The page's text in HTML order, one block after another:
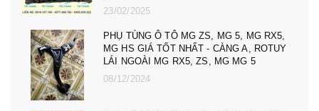
23/02/2025
PHỤ TÙNG Ô TÔ MG ZS, MG 5, MG RX5,
MG HS GIÁ TỐT NHẤT - CÀNG A, ROTUY
LÁI NGOÀI MG RX5, ZS, MG MG 5
08/12/2024